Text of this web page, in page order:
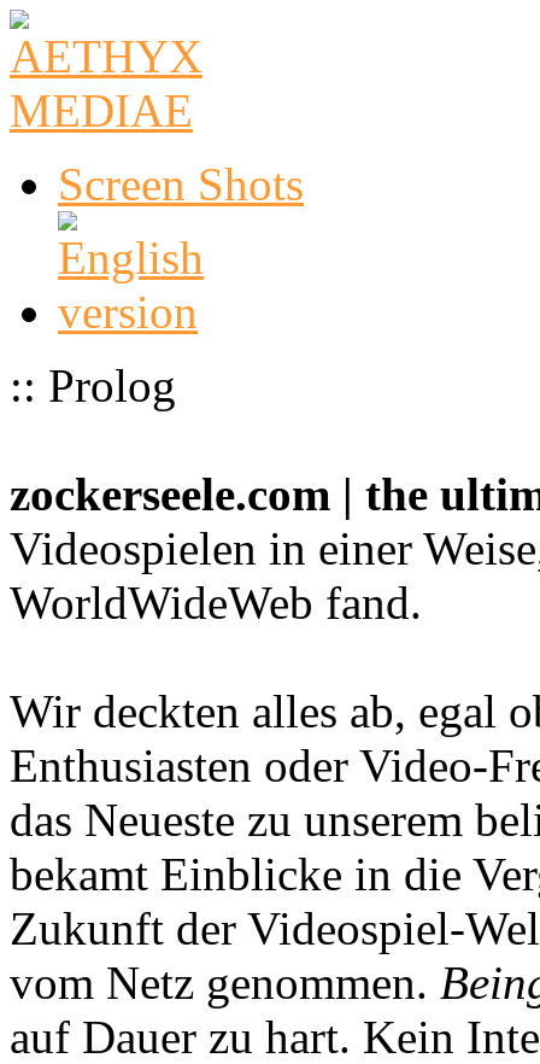
Screen Shots
:: Prolog
zockerseele.com | the
Videospielen in einer
WorldWideWeb fand.
Wir deckten alles ab, egal
Enthusiasten oder Video-
das Neueste zu unserem
bekamt Einblicke in die
Zukunft der Videospiel-
vom Netz genommen.
auf Dauer zu hart. Kein